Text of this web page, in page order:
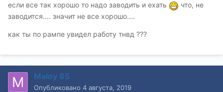
если все так хорошо то надо заводить и ехать
что, не
заводится.... значит не все хорошо....
как ты по рампе увидел работу тнвд ???
Maloy 85
Опубликовано 4 августа, 2019